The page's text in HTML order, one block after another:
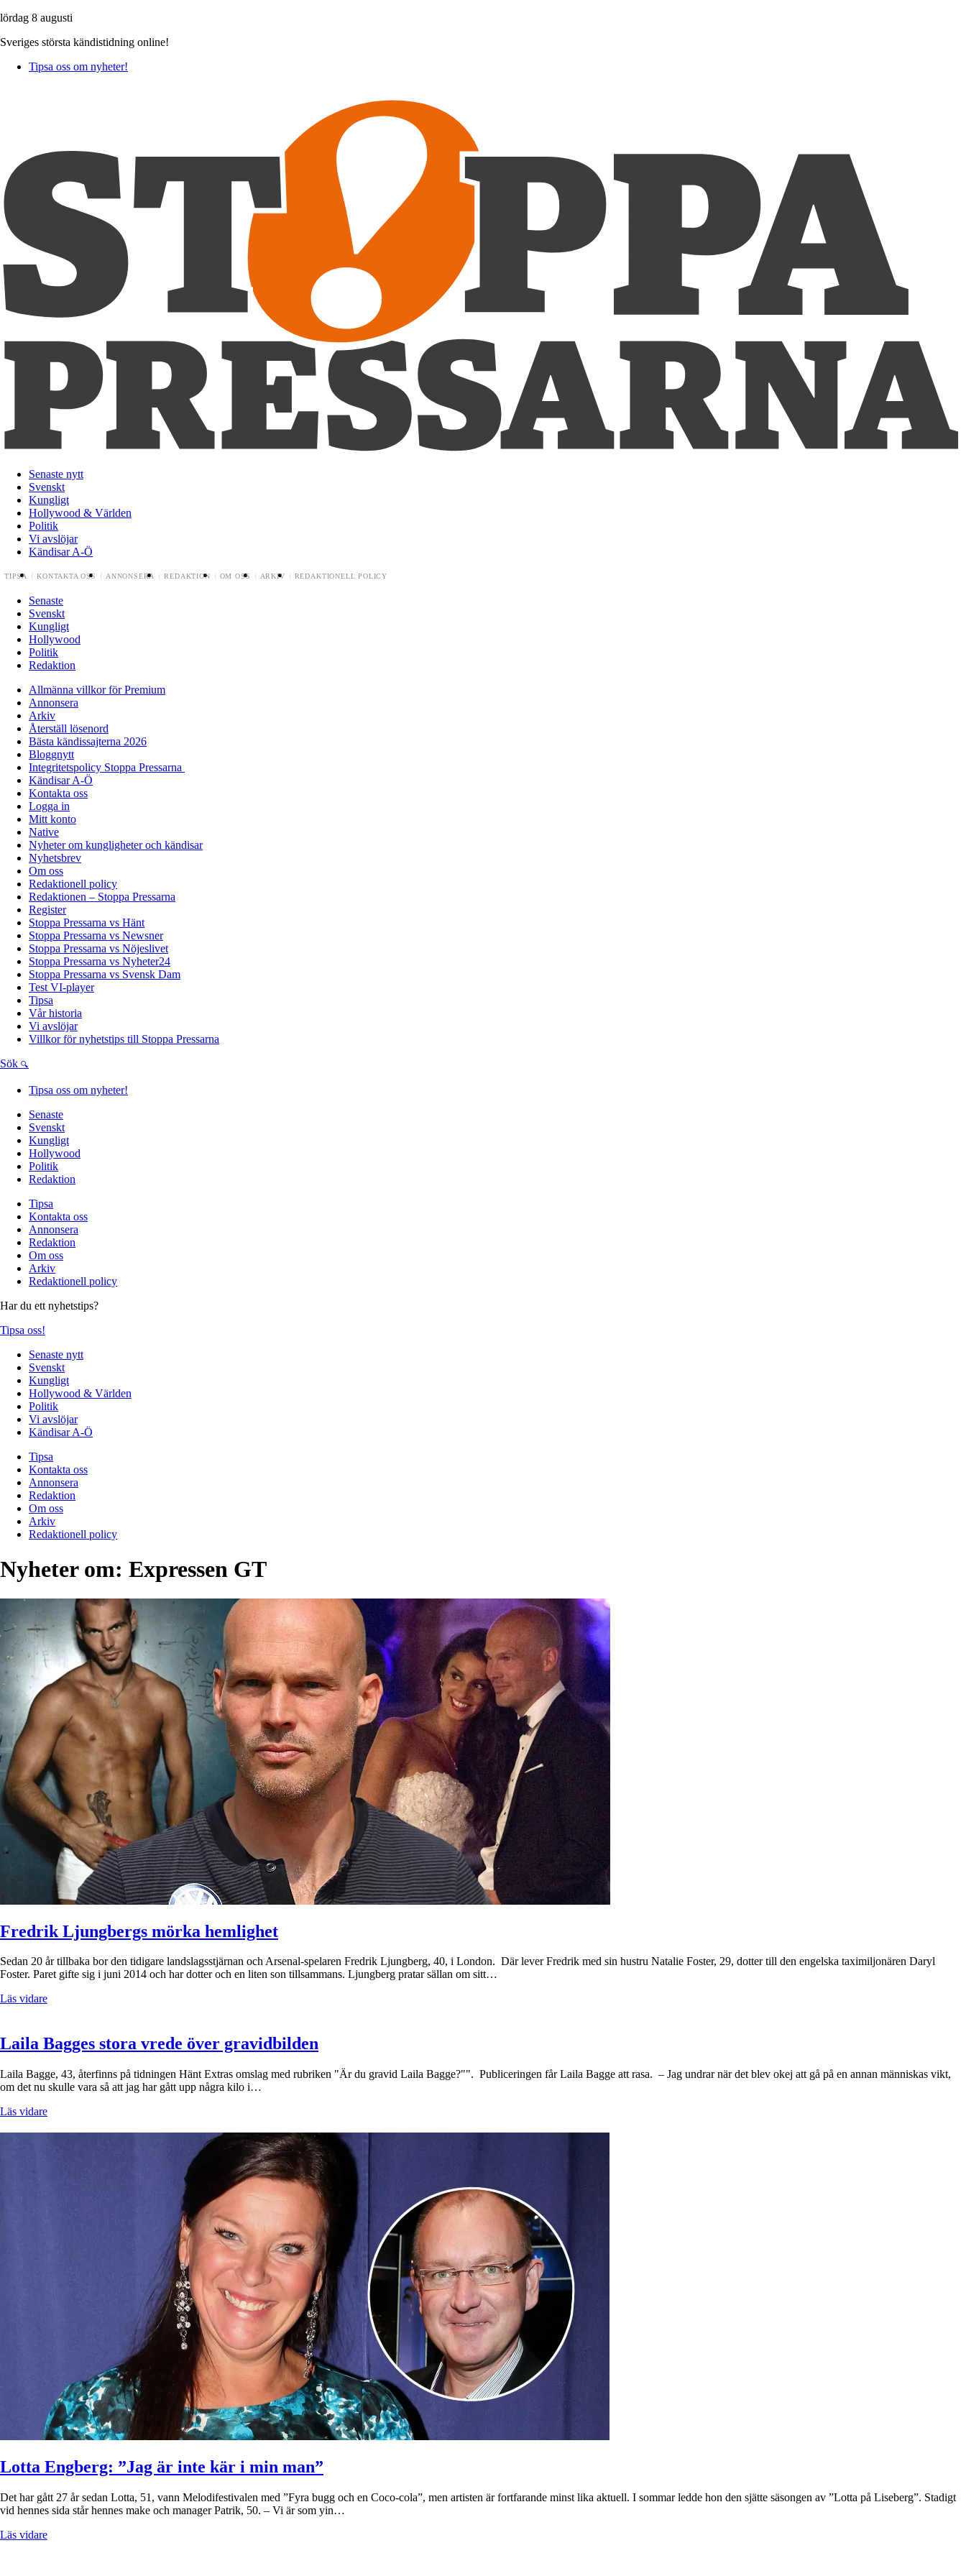
lördag 8 augusti
Sveriges största kändistidning online!
Tipsa oss om nyheter!
Senaste nytt
Svenskt
Kungligt
Hollywood & Världen
Politik
Vi avslöjar
Kändisar A-Ö
TIPSA KONTAKTA OSS ANNONSERA REDAKTION OM OSS ARKIV REDAKTIONELL POLICY
Senaste
Svenskt
Kungligt
Hollywood
Politik
Redaktion
Allmänna villkor för Premium
Annonsera
Arkiv
Återställ lösenord
Bästa kändissajterna 2026
Bloggnytt
Integritetspolicy Stoppa Pressarna
Kändisar A-Ö
Kontakta oss
Logga in
Mitt konto
Native
Nyheter om kungligheter och kändisar
Nyhetsbrev
Om oss
Redaktionell policy
Redaktionen – Stoppa Pressarna
Register
Stoppa Pressarna vs Hänt
Stoppa Pressarna vs Newsner
Stoppa Pressarna vs Nöjeslivet
Stoppa Pressarna vs Nyheter24
Stoppa Pressarna vs Svensk Dam
Test VI-player
Tipsa
Vår historia
Vi avslöjar
Villkor för nyhetstips till Stoppa Pressarna
Sök
Tipsa oss om nyheter!
Senaste
Svenskt
Kungligt
Hollywood
Politik
Redaktion
Tipsa
Kontakta oss
Annonsera
Redaktion
Om oss
Arkiv
Redaktionell policy
Har du ett nyhetstips?
Tipsa oss!
Senaste nytt
Svenskt
Kungligt
Hollywood & Världen
Politik
Vi avslöjar
Kändisar A-Ö
Tipsa
Kontakta oss
Annonsera
Redaktion
Om oss
Arkiv
Redaktionell policy
Nyheter om: Expressen GT
Fredrik Ljungbergs mörka hemlighet
Sedan 20 år tillbaka bor den tidigare landslagsstjärnan och Arsenal-spelaren Fredrik Ljungberg, 40, i London. Där lever Fredrik med sin hustru Natalie Foster, 29, dotter till den engelska taximiljonären Daryl
Foster. Paret gifte sig i juni 2014 och har dotter och en liten son tillsammans. Ljungberg pratar sällan om sitt…
Läs vidare
Laila Bagges stora vrede över gravidbilden
Laila Bagge, 43, återfinns på tidningen Hänt Extras omslag med rubriken "Är du gravid Laila Bagge?"". Publiceringen får Laila Bagge att rasa. – Jag undrar när det blev okej att gå på en annan människas vikt,
om det nu skulle vara så att jag har gått upp några kilo i…
Läs vidare
Lotta Engberg: ”Jag är inte kär i min man”
Det har gått 27 år sedan Lotta, 51, vann Melodifestivalen med ”Fyra bugg och en Coco-cola”, men artisten är fortfarande minst lika aktuell. I sommar ledde hon den sjätte säsongen av ”Lotta på Liseberg”. Stadigt
vid hennes sida står hennes make och manager Patrik, 50. – Vi är som yin…
Läs vidare